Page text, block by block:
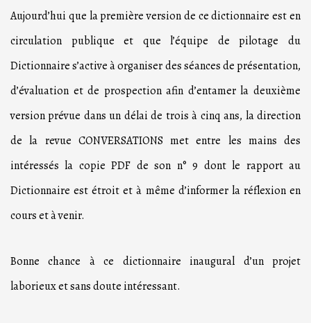
Aujourd’hui que la première version de ce dictionnaire est en
circulation publique et que l’équipe de pilotage du
Dictionnaire s’active à organiser des séances de présentation,
d’évaluation et de prospection afin d’entamer la deuxième
version prévue dans un délai de trois à cinq ans, la direction
de la revue CONVERSATIONS met entre les mains des
intéressés la copie PDF de son n° 9 dont le rapport au
Dictionnaire est étroit et à même d’informer la réflexion en
cours et à venir.
Bonne chance à ce dictionnaire inaugural d’un projet
laborieux et sans doute intéressant.